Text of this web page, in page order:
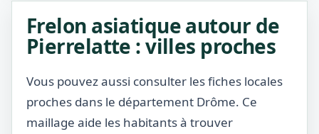
Frelon asiatique autour de
Pierrelatte : villes proches
Vous pouvez aussi consulter les fiches locales
proches dans le département Drôme. Ce
maillage aide les habitants à trouver